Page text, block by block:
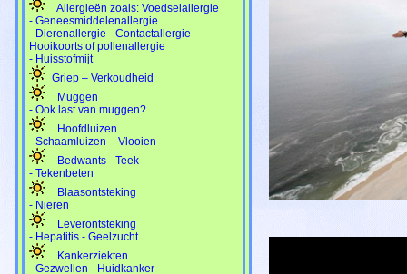
Allergieën zoals: Voedselallergie
- Geneesmiddelenallergie
- Dierenallergie - Contactallergie -
Hooikoorts of pollenallergie
- Huisstofmijt
Griep – Verkoudheid
Muggen
- Ook last van muggen?
Hoofdluizen
- Schaamluizen – Vlooien
Bedwants - Teek
- Tekenbeten
Blaasontsteking
- Nieren
Leverontsteking
- Hepatitis - Geelzucht
Kankerziekten
- Gezwellen - Huidkanker